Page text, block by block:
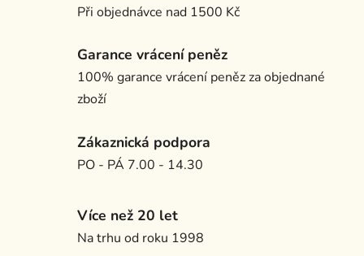
Při objednávce nad 1500 Kč
Garance vrácení peněz
100% garance vrácení peněz za objednané
zboží
Zákaznická podpora
PO - PÁ 7.00 - 14.30
Více než 20 let
Na trhu od roku 1998